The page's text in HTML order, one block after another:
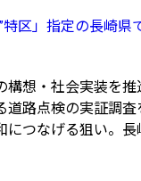
区」指定の長崎
想・社会実装を
路点検の実証調
つなげる狙い。